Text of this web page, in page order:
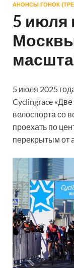
АНОНСЫ ГОНОК
5 июля
5 июля 2025
Cyclingrace
велоспорта со
проехать по
перекрытым от